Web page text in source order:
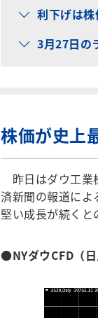
利下げは株
3月27日の
株価が史上
昨日はダウ工業
済新聞の報道によ
堅い成長が続くと
●NYダウCFD（日